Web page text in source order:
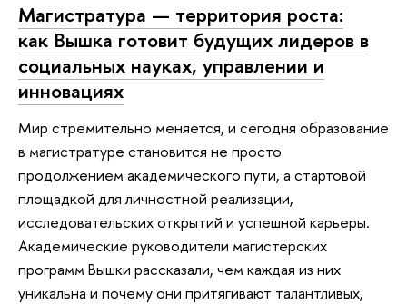
Магистратура — территория роста:
как Вышка готовит будущих лидеров в
социальных науках, управлении и
инновациях
Мир стремительно меняется, и сегодня образование
в магистратуре становится не просто
продолжением академического пути, а стартовой
площадкой для личностной реализации,
исследовательских открытий и успешной карьеры.
Академические руководители магистерских
программ Вышки рассказали, чем каждая из них
уникальна и почему они притягивают талантливых,